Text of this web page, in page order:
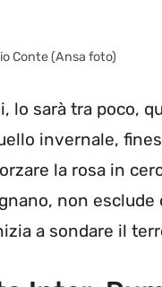
Conte (Ansa foto)
lo sarà tra poco,
invernale,
la rosa in
non esclude
a sondare il